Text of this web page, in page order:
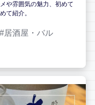
や雰囲気の魅力、初めて
て紹介。
居酒屋・バル